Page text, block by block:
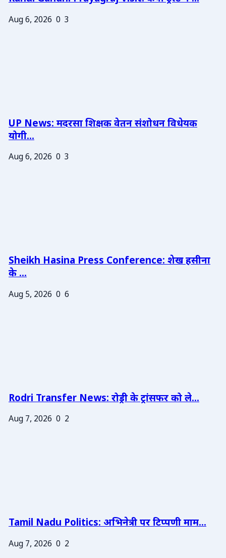
Aug 6, 2026 0 3
UP News: मदरसा शिक्षक वेतन संशोधन विधेयक
योगी...
Aug 6, 2026 0 3
Sheikh Hasina Press Conference: शेख हसीना
के ...
Aug 5, 2026 0 6
Rodri Transfer News: रोड्री के ट्रांसफर को ले...
Aug 7, 2026 0 2
Tamil Nadu Politics: अभिनेत्री पर टिप्पणी माम...
Aug 7, 2026 0 2